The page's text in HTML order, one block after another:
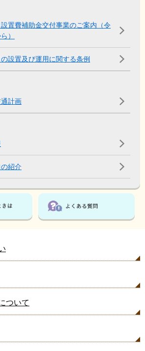
置費補助金交付事業のご案内（令
）
設置及び運用に関する条例
計画
紹介
ついて